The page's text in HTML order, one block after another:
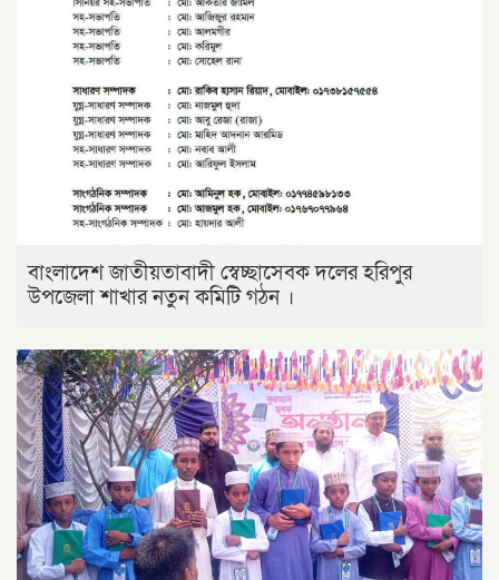
বাংলাদেশ জাতীয়তাবাদী স্বেচ্ছাসেবক দলের হরিপুর
উপজেলা শাখার নতুন কমিটি গঠন ।